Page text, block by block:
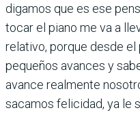
digamos que es ese
tocar el piano me va a
relativo, porque desde
pequeños avances y
avance realmente
sacamos felicidad, ya le